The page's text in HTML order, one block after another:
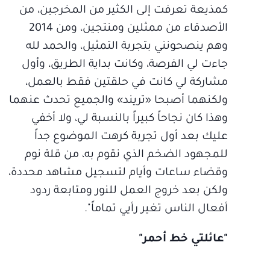
كمذيعة تعرفت إلى الكثير من المخرجين، من
الأصدقاء من ممثلين ومنتجين، ومن 2014
وهم ينصحونني بتجربة التمثيل، والحمد لله
جاءت لي الفرصة، وكانت بداية الطريق، وأول
مشاركة لي كانت في حلقتين فقط بالعمل،
ولكنهما أصبحا «تريند» والجميع تحدث عنهما
وهذا كان نجاحاً كبيراً بالنسبة لي، ولا أخفي
عليك بعد أول تجربة كرهت الموضوع جداً
للمجهود الضخم الذي نقوم به، من قلة نوم
وقضاء ساعات وأيام لتسجيل مشاهد محددة،
ولكن بعد خروج العمل للنور ومتابعة ردود
أفعال الناس تغير رأيي تماماً".
"عائلتي خط أحمر"